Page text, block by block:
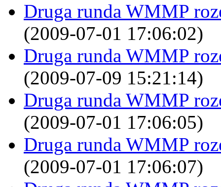
Druga runda WMMP
(2009-07-01 17:06:02)
Druga runda WMMP
(2009-07-09 15:21:14)
Druga runda WMMP
(2009-07-01 17:06:05)
Druga runda WMMP
(2009-07-01 17:06:07)